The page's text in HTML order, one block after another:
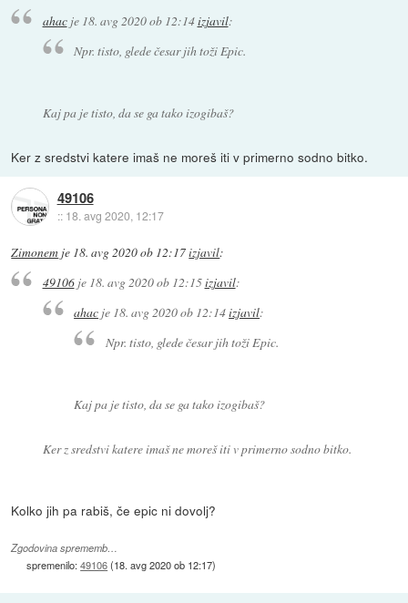
ahacje 18. avg 2020 ob 12:14izjavil:
Npr. tisto, glede česar jih toži Epic.
Kaj pa je tisto, da se ga tako izogibaš?
Ker z sredstvi katere imaš ne moreš iti v primerno sodno bitko.
49106
:: 18. avg 2020, 12:17
Zimonem je 18. avg 2020 ob 12:17izjavil:
49106je 18. avg 2020 ob 12:15izjavil:
ahac je 18. avg 2020 ob 12:14izjavil:
Npr. tisto, glede česar jih toži Epic.
Kaj pa je tisto, da se ga tako izogibaš?
Ker z sredstvi katere imaš ne moreš iti v primerno sodno bitko.
Kolko jih pa rabiš, če epic ni dovolj?
Zgodovina sprememb…
spremenilo:49106(18. avg 2020 ob 12:17)